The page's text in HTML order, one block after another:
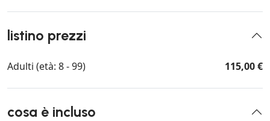
listino prezzi
Adulti (età: 8 - 99) 115,00 €
cosa è incluso